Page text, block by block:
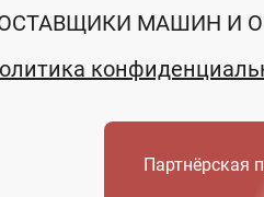
ООО
АО — Югра
МАШИН И
Партнёрская